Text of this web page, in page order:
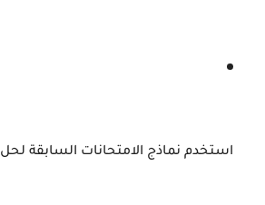
استخدم نماذج الامتحانات السابقة لحل